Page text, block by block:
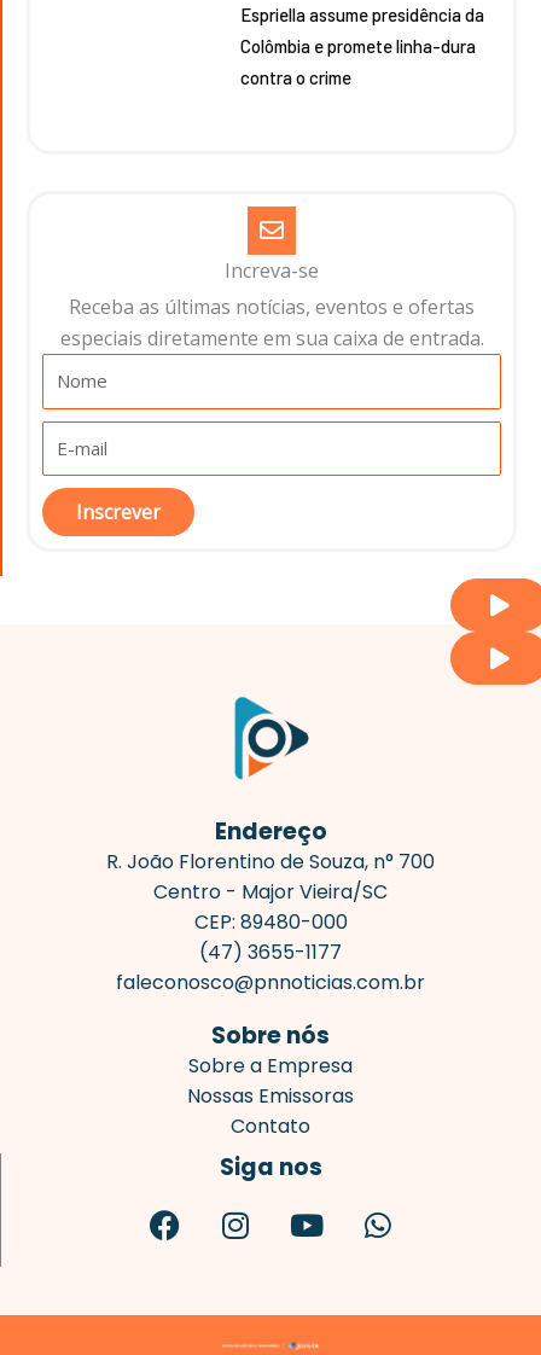
Espriella assume presidência da
Colômbia e promete linha-dura
contra o crime
Increva-se
Receba as últimas notícias, eventos e ofertas
especiais diretamente em sua caixa de entrada.​
Inscrever
Endereço
R. João Florentino de Souza, n° 700
Centro - Major Vieira/SC
CEP: 89480-000
(47) 3655-1177
faleconosco@pnnoticias.com.br
Sobre nós
Sobre a Empresa
Nossas Emissoras
Contato
Siga nos
a
b
n
a
g
o
u
b
h
s